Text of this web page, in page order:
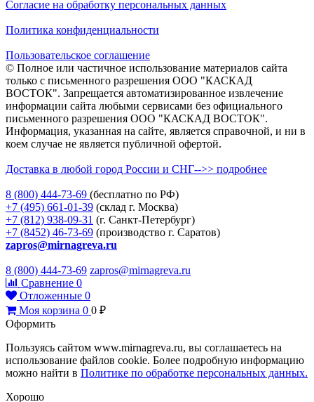
Согласие на обработку персональных данных
Политика конфиденциальности
Пользовательское соглашение
© Полное или частичное использование материалов сайта
только с письменного разрешения ООО "КАСКАД
ВОСТОК". Запрещается автоматизированное извлечение
информации сайта любыми сервисами без официального
письменного разрешения ООО "КАСКАД ВОСТОК".
Информация, указанная на сайте, является справочной, и ни в
коем случае не является публичной офертой.
Доставка в любой город России и СНГ-->> подробнее
8 (800) 444-73-69 (бесплатно по РФ)
+7 (495) 661-01-39 (склад г. Москва)
+7 (812) 938-09-31 (г. Санкт-Петербург)
+7 (8452) 46-73-69 (производство г. Саратов)
zapros@mirnagreva.ru
8 (800) 444-73-69 zapros@mirnagreva.ru
Сравнение 0
Отложенные 0
Моя корзина 0 0 ₽
Оформить
Пользуясь сайтом www.mirnagreva.ru, вы соглашаетесь на
использование файлов cookie. Более подробную информацию
можно найти в Политике по обработке персональных данных.
Хорошо